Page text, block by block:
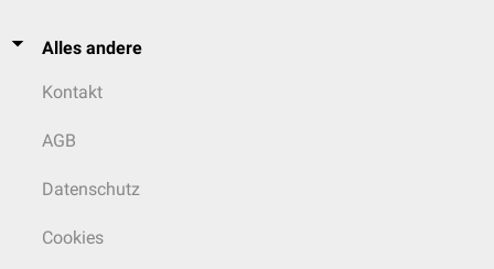
Alles andere
Kontakt
AGB
Datenschutz
Cookies